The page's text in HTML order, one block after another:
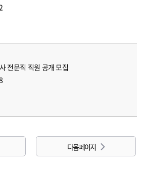
전문직 직원 공개 모집
다음 페이지